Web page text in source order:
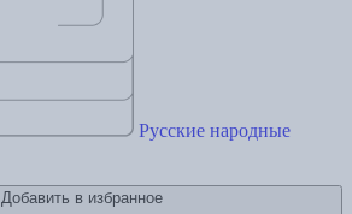
Русские народные
Добавить в избранное